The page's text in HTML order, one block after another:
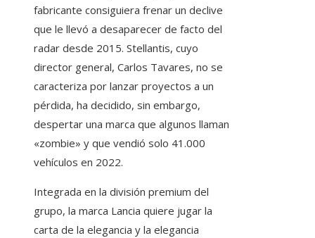
fabricante consiguiera frenar un declive
que le llevó a desaparecer de facto del
radar desde 2015. Stellantis, cuyo
director general, Carlos Tavares, no se
caracteriza por lanzar proyectos a un
pérdida, ha decidido, sin embargo,
despertar una marca que algunos llaman
«zombie» y que vendió solo 41.000
vehículos en 2022.
Integrada en la división premium del
grupo, la marca Lancia quiere jugar la
carta de la elegancia y la elegancia